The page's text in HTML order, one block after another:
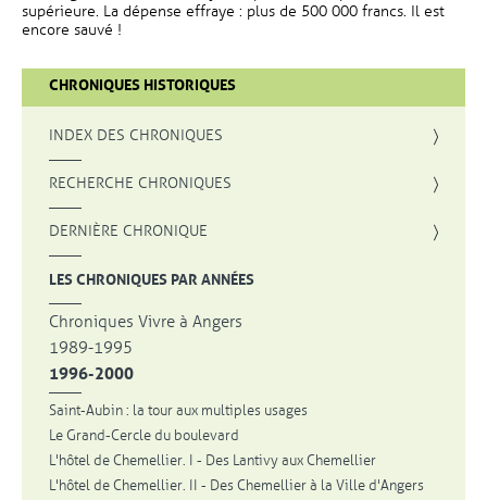
supérieure. La dépense effraye : plus de 500 000 francs. Il est
encore sauvé !
CHRONIQUES HISTORIQUES
INDEX DES CHRONIQUES
RECHERCHE CHRONIQUES , OUVRE UNE NOUVELLE FENÊTRE
DERNIÈRE CHRONIQUE
LES CHRONIQUES PAR ANNÉES
Chroniques Vivre à Angers
1989-1995
1996-2000
Saint-Aubin : la tour aux multiples usages
Le Grand-Cercle du boulevard
L'hôtel de Chemellier. I - Des Lantivy aux Chemellier
L'hôtel de Chemellier. II - Des Chemellier à la Ville d'Angers